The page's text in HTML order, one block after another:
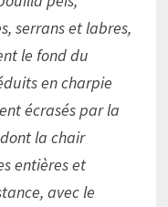
serrans et labres,
le fond du
en charpie
écrasés par la
la chair
entières et
avec le